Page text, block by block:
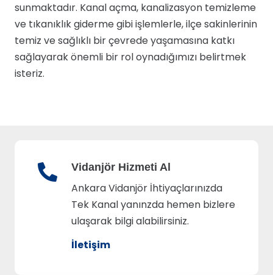
sunmaktadır. Kanal açma, kanalizasyon temizleme
ve tıkanıklık giderme gibi işlemlerle, ilçe sakinlerinin
temiz ve sağlıklı bir çevrede yaşamasına katkı
sağlayarak önemli bir rol oynadığımızı belirtmek
isteriz.
Vidanjör Hizmeti Al
Ankara Vidanjör İhtiyaçlarınızda
Tek Kanal yanınzda hemen bizlere
ulaşarak bilgi alabilirsiniz.
İletişim